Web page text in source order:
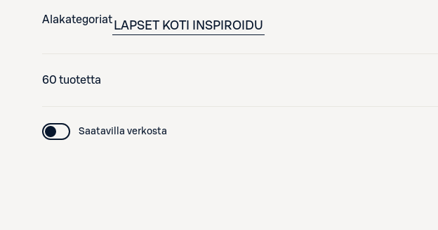
Alakategoriat LAPSET KOTI INSPIROIDU
60 tuotetta
Saatavilla verkosta